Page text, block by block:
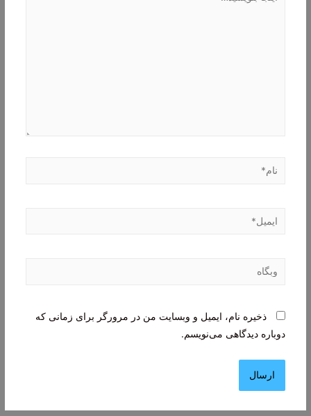
بنویسید…
نام*
ایمیل*
وبگاه
ذخیره نام، ایمیل و وبسایت من در مرورگر برای زمانی که
دوباره دیدگاهی می‌نویسم.